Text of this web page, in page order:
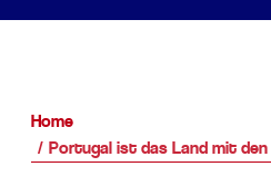
Home
Portugal ist das Land mit